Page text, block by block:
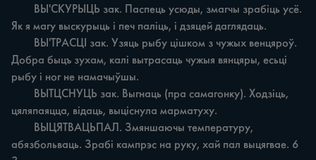
Як я магу выскурыць i печ паліць, i дзяцей даглядаць.
Добра быцъ зухам, калі вытрасаць чужыя вянцяры, есьці
рыбу i ног не намачыўшы.
цяляпаяцца, відаць, выціснула марматуху.
абязбольваць. Зрабі кампрэс на руку, хай пал выцягвае. 6